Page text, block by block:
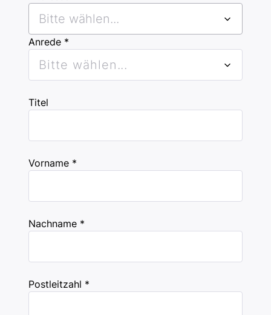
Bitte wählen...
Anrede *
Bitte wählen...
Titel
Vorname *
Nachname *
Postleitzahl *